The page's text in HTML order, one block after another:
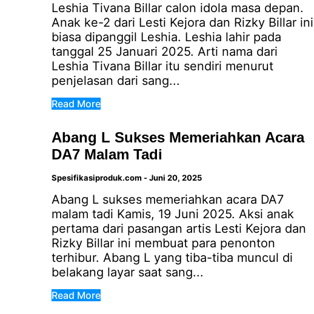
Leshia Tivana Billar calon idola masa depan.
Anak ke-2 dari Lesti Kejora dan Rizky Billar ini
biasa dipanggil Leshia. Leshia lahir pada
tanggal 25 Januari 2025. Arti nama dari
Leshia Tivana Billar itu sendiri menurut
penjelasan dari sang...
Read More
Abang L Sukses Memeriahkan Acara
DA7 Malam Tadi
Spesifikasiproduk.com -Juni 20, 2025
Abang L sukses memeriahkan acara DA7
malam tadi Kamis, 19 Juni 2025. Aksi anak
pertama dari pasangan artis Lesti Kejora dan
Rizky Billar ini membuat para penonton
terhibur. Abang L yang tiba-tiba muncul di
belakang layar saat sang...
Read More